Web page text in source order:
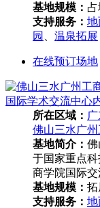
基地规模：
支持服务： 地
园
温泉拓展
在线预订场地
所在区域：
佛山三水广
基地简介： 佛
于国家重点
商学院国际
基地规模： 拓
支持服务： 地